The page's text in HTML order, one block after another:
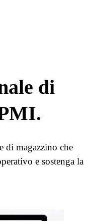
di
di magazzino che
e sostenga la